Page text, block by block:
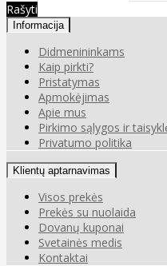
Rašyti
Informacija
Didmenininkams
Kaip pirkti?
Pristatymas
Apmokėjimas
Apie mus
Pirkimo sąlygos ir
Privatumo politika
Klientų aptarnavimas
Visos prekės
Prekės su nuolaida
Dovanų kuponai
Svetainės medis
Kontaktai